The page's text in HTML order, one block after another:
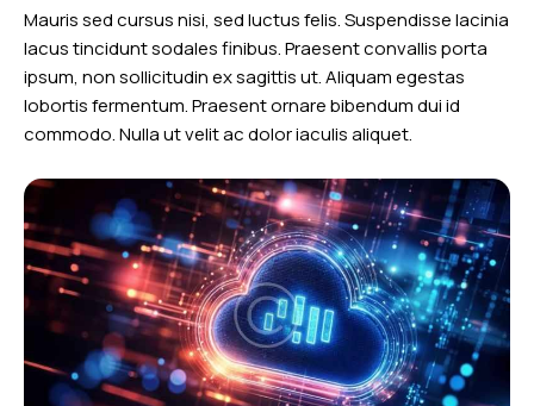
Mauris sed cursus nisi, sed luctus felis. Suspendisse lacinia
lacus tincidunt sodales finibus. Praesent convallis porta
ipsum, non sollicitudin ex sagittis ut. Aliquam egestas
lobortis fermentum. Praesent ornare bibendum dui id
commodo. Nulla ut velit ac dolor iaculis aliquet.